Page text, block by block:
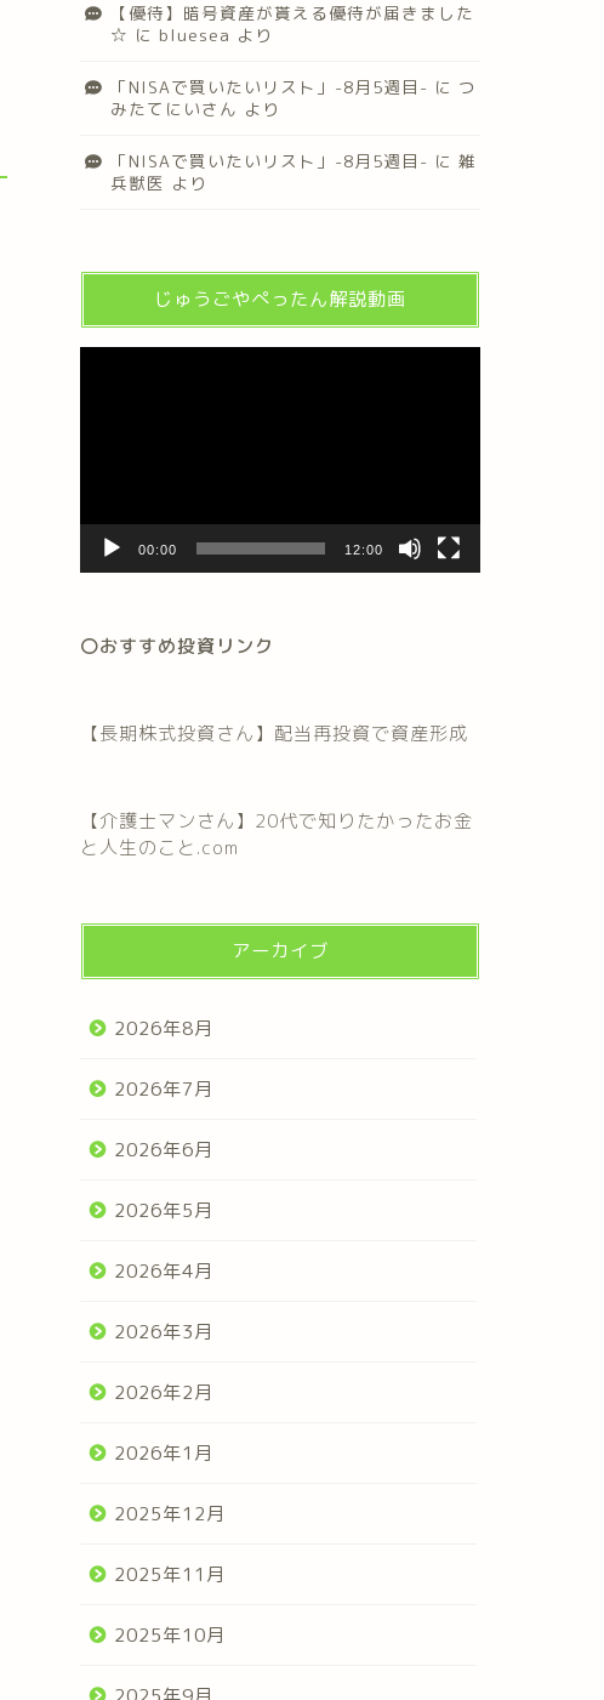
【優待】暗号資産が貰える優待が届きました
☆ に bluesea より
「NISAで買いたいリスト」-8月5週目- に つ
みたてにいさん より
「NISAで買いたいリスト」-8月5週目- に 雑
兵獣医 より
じゅうごやぺったん解説動画
ー
00:00 12:00
〇おすすめ投資リンク
【長期株式投資さん】配当再投資で資産形成
【介護士マンさん】20代で知りたかったお金
と人生のこと.com
アーカイブ
2026年8月
2026年7月
2026年6月
2026年5月
2026年4月
2026年3月
2026年2月
2026年1月
2025年12月
2025年11月
2025年10月